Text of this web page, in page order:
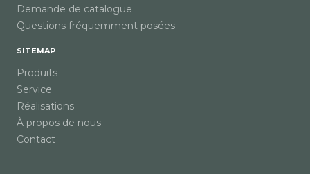
Demande de catalogue
Questions fréquemment posées
SITEMAP
Produits
Service
Réalisations
À propos de nous
Contact